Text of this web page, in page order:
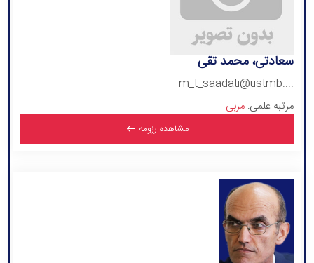
سعادتی، محمد تقی
m_t_saadati@ustmb....
مرتبه علمی: مربی
مشاهده رزومه